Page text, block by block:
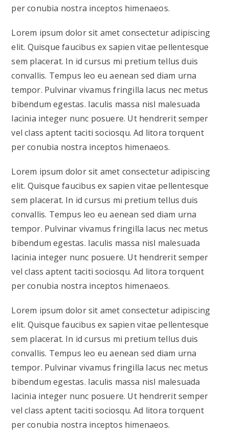
per conubia nostra inceptos himenaeos.
Lorem ipsum dolor sit amet consectetur adipiscing
elit. Quisque faucibus ex sapien vitae pellentesque
sem placerat. In id cursus mi pretium tellus duis
convallis. Tempus leo eu aenean sed diam urna
tempor. Pulvinar vivamus fringilla lacus nec metus
bibendum egestas. Iaculis massa nisl malesuada
lacinia integer nunc posuere. Ut hendrerit semper
vel class aptent taciti sociosqu. Ad litora torquent
per conubia nostra inceptos himenaeos.
Lorem ipsum dolor sit amet consectetur adipiscing
elit. Quisque faucibus ex sapien vitae pellentesque
sem placerat. In id cursus mi pretium tellus duis
convallis. Tempus leo eu aenean sed diam urna
tempor. Pulvinar vivamus fringilla lacus nec metus
bibendum egestas. Iaculis massa nisl malesuada
lacinia integer nunc posuere. Ut hendrerit semper
vel class aptent taciti sociosqu. Ad litora torquent
per conubia nostra inceptos himenaeos.
Lorem ipsum dolor sit amet consectetur adipiscing
elit. Quisque faucibus ex sapien vitae pellentesque
sem placerat. In id cursus mi pretium tellus duis
convallis. Tempus leo eu aenean sed diam urna
tempor. Pulvinar vivamus fringilla lacus nec metus
bibendum egestas. Iaculis massa nisl malesuada
lacinia integer nunc posuere. Ut hendrerit semper
vel class aptent taciti sociosqu. Ad litora torquent
per conubia nostra inceptos himenaeos.